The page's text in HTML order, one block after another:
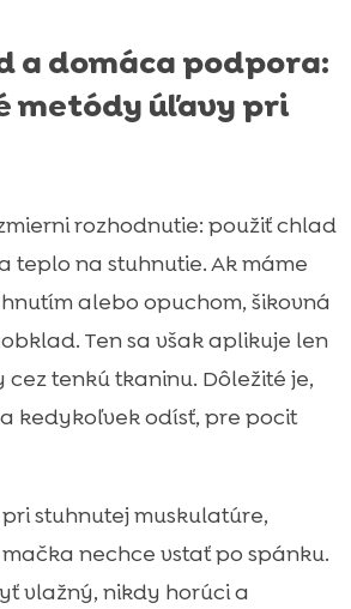
a domáca podpora:
metódy úľavy pri
rozhodnutie: použiť chlad
teplo na stuhnutie. Ak máme
alebo opuchom, šikovná
Ten sa však aplikuje len
tenkú tkaninu. Dôležité je,
kedykoľvek odísť, pre pocit
stuhnutej muskulatúre,
nechce vstať po spánku.
vlažný, nikdy horúci a